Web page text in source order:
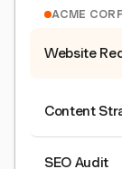
ACME
Website
Content
SEO Audit